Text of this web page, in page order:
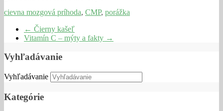
cievna mozgová príhoda, CMP, porážka
← Čierny kašeľ
Vitamín C – mýty a fakty →
Vyhľadávanie
Vyhľadávanie
Kategórie